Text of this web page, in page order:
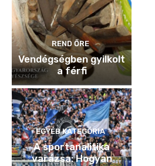
REND ŐRE
Vendégségben gyilkolt
a férfi
EGYÉB KATEGÓRIA
A sportanalitika
varázsa: Hogyan